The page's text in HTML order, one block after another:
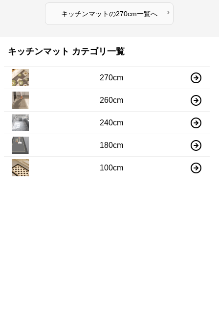
キッチンマットの270cm一覧へ ›
キッチンマット カテゴリ一覧
270cm
260cm
240cm
180cm
100cm